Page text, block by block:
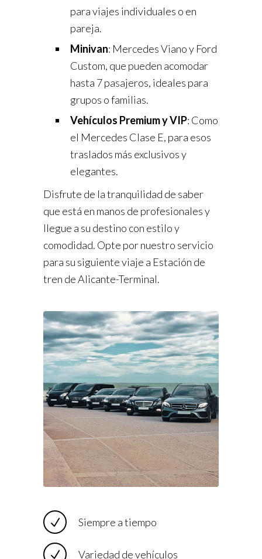
para viajes individuales o en
pareja.
Minivan: Mercedes Viano y Ford
Custom, que pueden acomodar
hasta 7 pasajeros, ideales para
grupos o familias.
Vehículos Premium y VIP: Como
el Mercedes Clase E, para esos
traslados más exclusivos y
elegantes.
Disfrute de la tranquilidad de saber
que está en manos de profesionales y
llegue a su destino con estilo y
comodidad. Opte por nuestro servicio
para su siguiente viaje a Estación de
tren de Alicante-Terminal.
Siempre a tiempo
Variedad de vehículos